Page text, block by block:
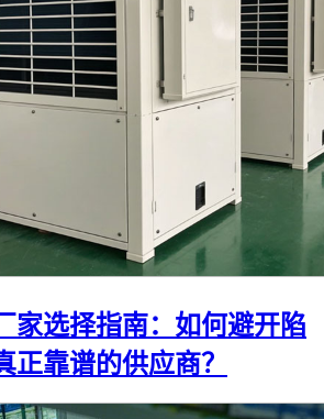
家选择指南：如何避开陷
正靠谱的供应商？